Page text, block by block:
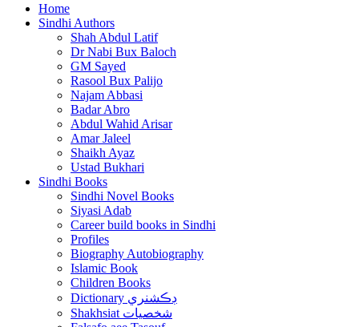
Home
Sindhi Authors
Shah Abdul Latif
Dr Nabi Bux Baloch
GM Sayed
Rasool Bux Palijo
Najam Abbasi
Badar Abro
Abdul Wahid Arisar
Amar Jaleel
Shaikh Ayaz
Ustad Bukhari
Sindhi Books
Sindhi Novel Books
Siyasi Adab
Career build books in Sindhi
Profiles
Biography Autobiography
Islamic Book
Children Books
Dictionary ڊڪشنري
Shakhsiat شخصيات